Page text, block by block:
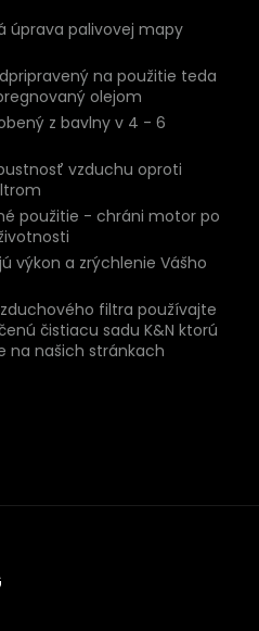
úprava palivovej mapy
na použitie teda
olejom
z bavlny v 4 - 6
vzduchu oproti
použitie - chráni motor po
výkon a zrýchlenie Vášho
filtra používajte
čistiacu sadu K&N ktorú
na našich stránkach